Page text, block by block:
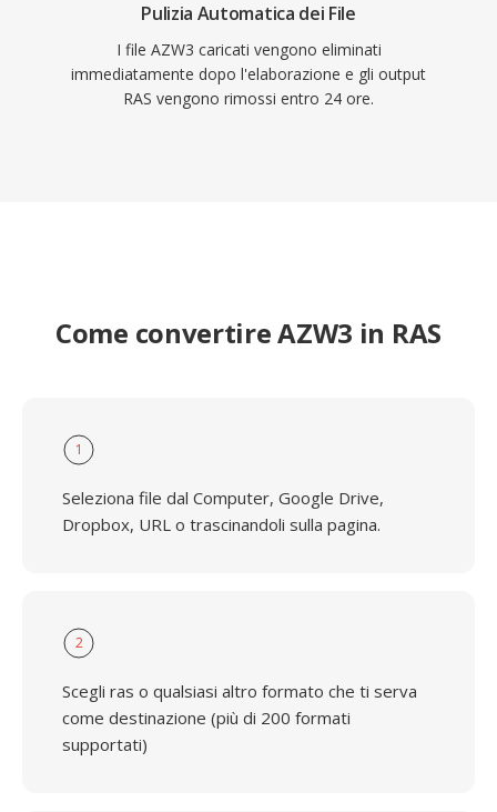
Pulizia Automatica dei File
I file AZW3 caricati vengono eliminati
immediatamente dopo l'elaborazione e gli output
RAS vengono rimossi entro 24 ore.
Come convertire AZW3 in RAS
1
Seleziona file dal Computer, Google Drive,
Dropbox, URL o trascinandoli sulla pagina.
2
Scegli ras o qualsiasi altro formato che ti serva
come destinazione (più di 200 formati
supportati)